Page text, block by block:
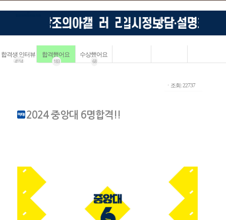
합격생 인터뷰
4114
합격했어요
183
수상했어요
68
ㆍ조회: 22737
2024 중앙대 6명합격!!